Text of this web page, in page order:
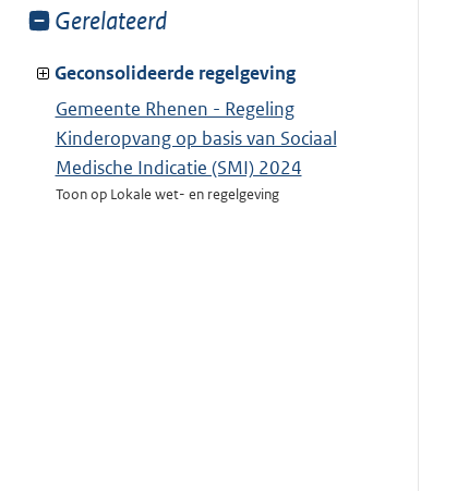
Toon
van:
Gerelateerd
Geconsolideerde regelgeving
Gemeente Rhenen - Regeling
Kinderopvang op basis van Sociaal
Medische Indicatie (SMI) 2024
Toon op Lokale wet- en regelgeving